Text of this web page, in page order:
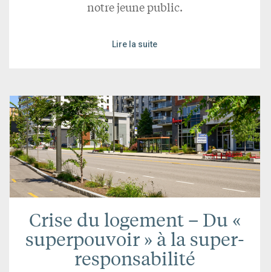
notre jeune public.
Lire la suite
Crise du logement – Du «
superpouvoir » à la super-
responsabilité